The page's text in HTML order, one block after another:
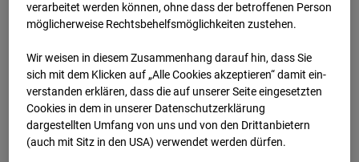
Home
Deutschland
BC-126 - BV Bauhof-Areal Reutlingen
Archiv
2026
07 08 17:15
BC-126 - BV Bauhof-
Areal Reutlingen
verarbeitet werden können, ohne dass der betroffenen Person
möglicherweise Rechtsbehelfsmöglichkeiten zustehen.
Wir weisen in diesem Zusammenhang darauf hin, dass Sie
sich mit dem Klicken auf „Alle Cookies akzeptieren“ damit ein­
ver­standen erklären, dass die auf unserer Seite eingesetzten
Cookies in dem in unserer Datenschutzerklärung
dargestellten Umfang von uns und von den Drittanbietern
(auch mit Sitz in den USA) verwendet werden dürfen.